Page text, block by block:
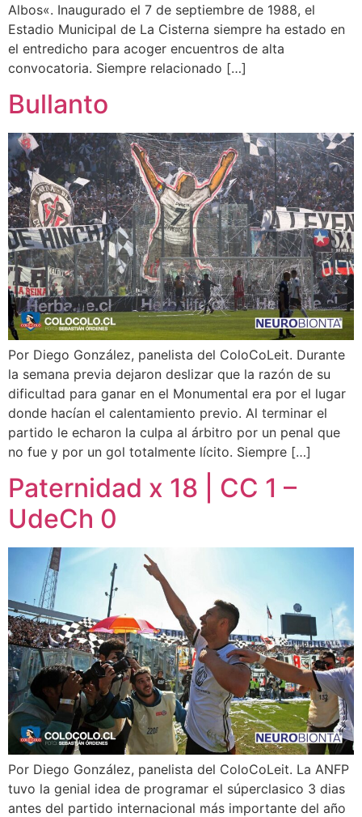
Albos«. Inaugurado el 7 de septiembre de 1988, el
Estadio Municipal de La Cisterna siempre ha estado en
el entredicho para acoger encuentros de alta
convocatoria. Siempre relacionado […]
Bullanto
Por Diego González, panelista del ColoCoLeit. Durante
la semana previa dejaron deslizar que la razón de su
dificultad para ganar en el Monumental era por el lugar
donde hacían el calentamiento previo. Al terminar el
partido le echaron la culpa al árbitro por un penal que
no fue y por un gol totalmente lícito. Siempre […]
Paternidad x 18 | CC 1 –
UdeCh 0
Por Diego González, panelista del ColoCoLeit. La ANFP
tuvo la genial idea de programar el súperclasico 3 dias
antes del partido internacional más importante del año